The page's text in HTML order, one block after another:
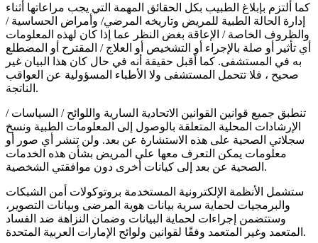
كما ألتزم بإبلاغ الطبيب بكل الحقائق المهمة التي يجب مراعاتها أثناء
إدارة الحالة الطبية للمريض وتاريخه المرضي/ وأمراض الحساسية /
والظروف الخاصة / الإعاقة بغض النظر عما إذا كان لهذه المعلومات
أي تأثير أو صلة بالإجراء أو التشخيص أو العلاج / المقترح أو المضطلع
به في المستشفى. كما أقبل حقيقة أنه في حال كان هذا البيان غير
صحيح ، فلا تتحمل المستشفى ولا الأطباء المسؤولية عن العواقب
الناتجة.
تنطبق جميع قوانين القوانين الاتحادية السارية واللوائح / السياسات /
الإرشادات المحلية المتعلقة بالوصول إلى المعلومات الطبية ونسخ
سجلاتي الصحية على هذه الاستشارة عن بعد. ولن تنشر أي صور أو
معلومات يمكن التعرف معها على المريض بشأن هذه الخدمات
الصحية عن بعد إلى كيانات أخرى دون موافقتي الشخصية.
ستشمل الأنظمة الإلكترونية المستخدمة بروتوكولات أمن الشبكات
والبرمجيات لحماية سرية بيانات هوية المرضى وبيانات التصوير،
وستتضمن إجراءات لحماية البيانات وضمان النزاهة ضد الفساد
المتعمد وغير المتعمد وفقًا لقوانين ولوائح الإمارات العربية المتحدة.